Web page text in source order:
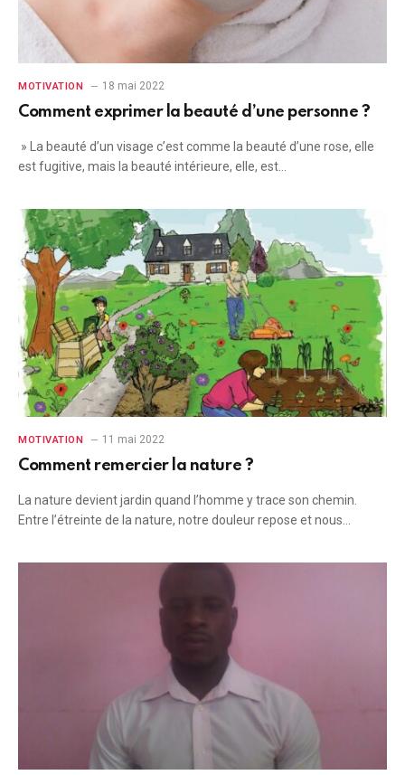
MOTIVATION 18 mai 2022
Comment exprimer la beauté d’une personne ?
» La beauté d’un visage c’est comme la beauté d’une rose, elle
est fugitive, mais la beauté intérieure, elle, est…
MOTIVATION 11 mai 2022
Comment remercier la nature ?
La nature devient jardin quand l’homme y trace son chemin.
Entre l’étreinte de la nature, notre douleur repose et nous…